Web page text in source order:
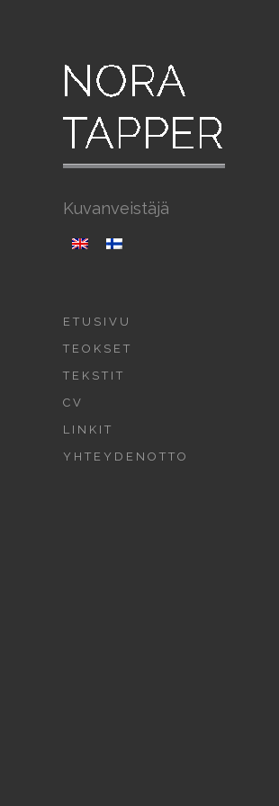
Kuvanveistäjä
ETUSIVU
TEOKSET
TEKSTIT
CV
LINKIT
YHTEYDENOTTO